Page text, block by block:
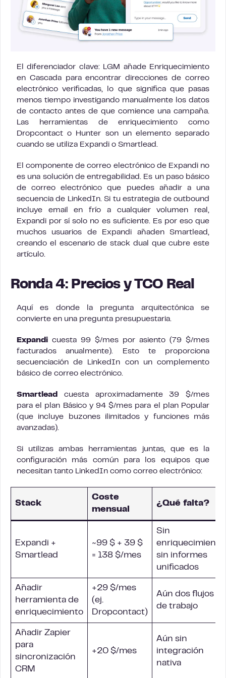
El diferenciador clave: LGM añade Enriquecimiento
en Cascada para encontrar direcciones de correo
electrónico verificadas, lo que significa que pasas
menos tiempo investigando manualmente los datos
de contacto antes de que comience una campaña.
Las herramientas de enriquecimiento como
Dropcontact o Hunter son un elemento separado
cuando se utiliza Expandi o Smartlead.
El componente de correo electrónico de Expandi no
es una solución de entregabilidad. Es un paso básico
de correo electrónico que puedes añadir a una
secuencia de LinkedIn. Si tu estrategia de outbound
incluye email en frío a cualquier volumen real,
Expandi por sí solo no es suficiente. Es por eso que
muchos usuarios de Expandi añaden Smartlead,
creando el escenario de stack dual que cubre este
artículo.
Ronda 4: Precios y TCO Real
Aquí es donde la pregunta arquitectónica se
convierte en una pregunta presupuestaria.
Expandi cuesta 99 $/mes por asiento (79 $/mes
facturados anualmente). Esto te proporciona
secuenciación de LinkedIn con un complemento
básico de correo electrónico.
Smartlead
cuesta aproximadamente 39 $/mes
para el plan Básico y 94 $/mes para el plan Popular
(que incluye buzones ilimitados y funciones más
avanzadas).
Si utilizas ambas herramientas juntas, que es la
configuración más común para los equipos que
necesitan tanto LinkedIn como correo electrónico:
Stack
Coste
mensual
¿Qué falta?
Expandi +
Smartlead
~99 $ + 39 $
= 138 $/mes
Sin
enriquecimiento,
sin informes
unificados
Añadir
herramienta de
enriquecimiento
+29 $/mes
(ej.
Dropcontact)
Aún dos flujos
de trabajo
Añadir Zapier
para
sincronización
CRM
+20 $/mes
Aún sin
integración
nativa